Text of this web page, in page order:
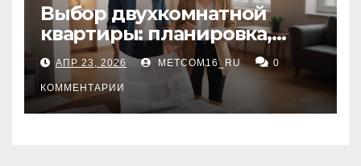
Выбор двухкомнатной
квартиры: планировка,
состояние жилья и
проверка документов
АПР 23, 2026 METCOM16_RU 0
КОММЕНТАРИИ